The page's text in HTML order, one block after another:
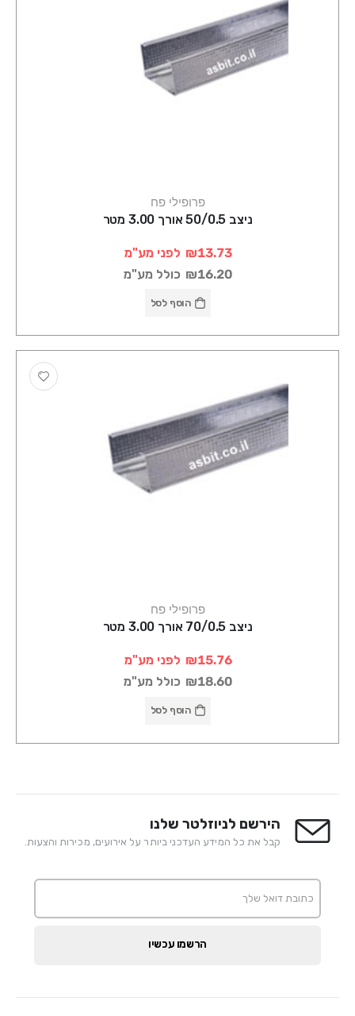
פרופילי פח
ניצב 50/0.5 אורך 3.00 מטר
₪13.73 לפני מע"מ
₪16.20 כולל מע"מ
הוסף לסל
פרופילי פח
ניצב 70/0.5 אורך 3.00 מטר
₪15.76 לפני מע"מ
₪18.60 כולל מע"מ
הוסף לסל
הירשם לניוזלטר שלנו
קבל את כל המידע העדכני ביותר על אירועים, מכירות והצעות.
הרשמו עכשיו